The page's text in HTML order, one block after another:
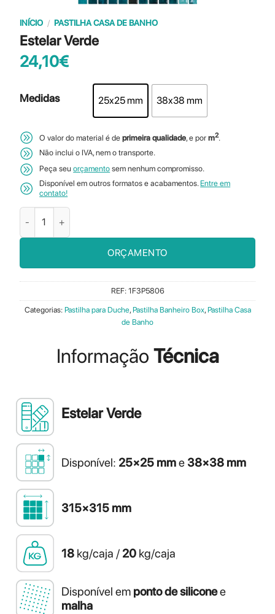
INÍCIO / PASTILHA CASA DE BANHO
Estelar Verde
24,10€
Medidas 25x25 mm 38x38 mm
O valor do material é deprimeira qualidade, e porm2.
Não inclui o IVA, nem o transporte.
Peça seuorçamento sem nenhum compromisso.
Disponível em outros formatos e acabamentos.Entre em
contato!
ORÇAMENTO
REF: 1F3P5806
Categorias: Pastilha para Duche, Pastilha Banheiro Box, Pastilha Casa
de Banho
Informação Técnica
Estelar Verde
Disponível: 25×25 mme 38×38 mm
315×315 mm
18 kg/caja / 20 kg/caja
Disponível em ponto de siliconee
malha